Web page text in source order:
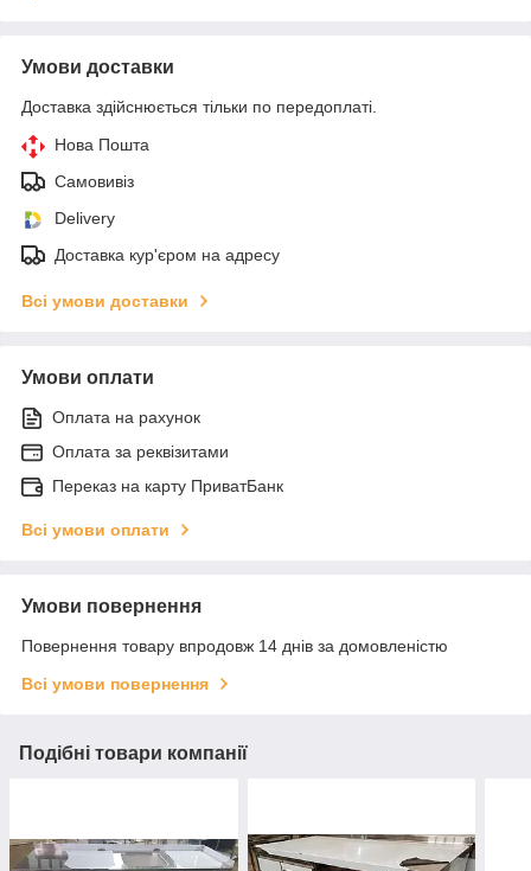
Умови доставки
Доставка здійснюється тільки по передоплаті.
Нова Пошта
Самовивіз
Delivery
Доставка кур'єром на адресу
Всі умови доставки
Умови оплати
Оплата на рахунок
Оплата за реквізитами
Переказ на карту ПриватБанк
Всі умови оплати
Умови повернення
Повернення товару впродовж 14 днів за домовленістю
Всі умови повернення
Подібні товари компанії